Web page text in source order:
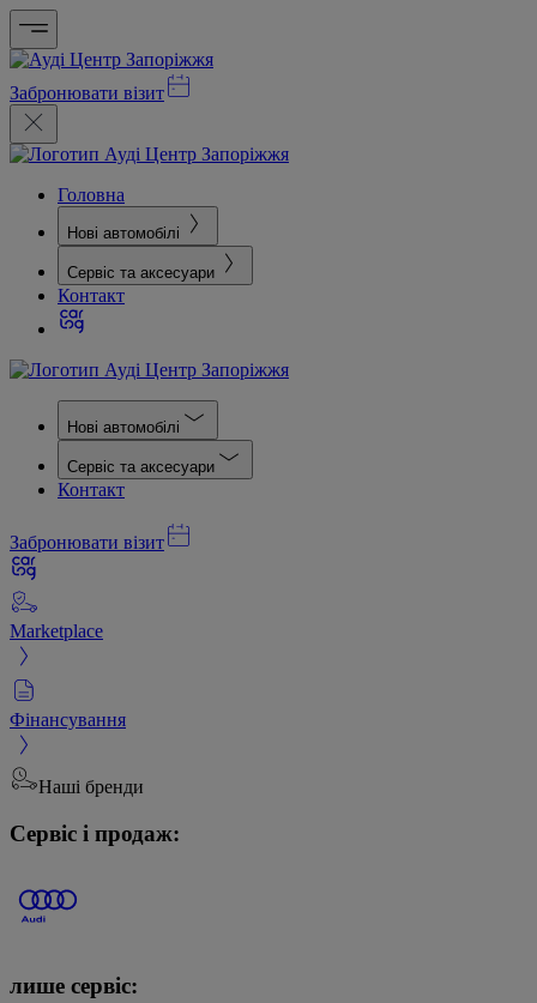
Забронювати візит
Головна
Нові автомобілі
Сервіс та аксесуари
Контакт
Нові автомобілі
Сервіс та аксесуари
Контакт
Забронювати візит
Marketplace
Фінансування
Наші бренди
Сервіс і продаж:
лише сервіс: